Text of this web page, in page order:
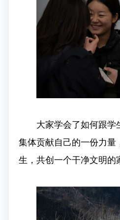
大家学会了如何跟学
集体贡献自己的一份力量
生，共创一个干净文明的